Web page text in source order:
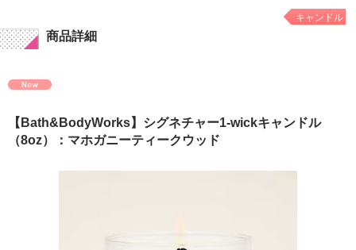
商品詳細
キャンドル
【Bath&BodyWorks】シグネチャー1-wickキャンドル
（8oz）：マホガニーティークウッド